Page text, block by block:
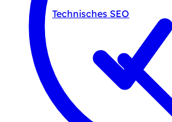
Technisches SEO